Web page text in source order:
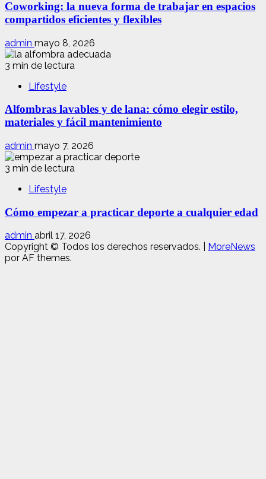
Coworking: la nueva forma de trabajar en espacios
compartidos eficientes y flexibles
admin mayo 8, 2026
3 min de lectura
Lifestyle
Alfombras lavables y de lana: cómo elegir estilo,
materiales y fácil mantenimiento
admin mayo 7, 2026
3 min de lectura
Lifestyle
Cómo empezar a practicar deporte a cualquier edad
admin abril 17, 2026
Copyright © Todos los derechos reservados.
MoreNews
por AF themes.